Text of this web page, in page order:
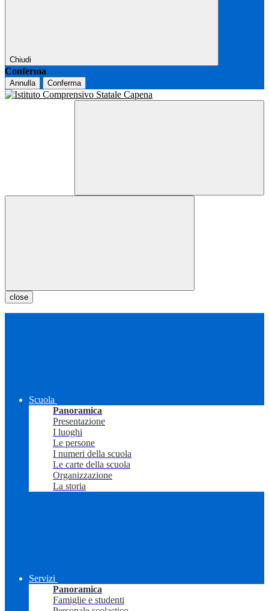
Chiudi
Conferma
Annulla Conferma
close
Scuola
Panoramica
Presentazione
I luoghi
Le persone
I numeri della scuola
Le carte della scuola
Organizzazione
La storia
Servizi
Panoramica
Famiglie e studenti